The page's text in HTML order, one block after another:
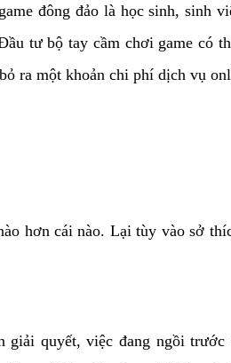
đông đảo là học sinh, sinh
tư bộ tay cầm chơi game có
ra một khoản chi phí dịch vụ
hơn cái nào. Lại tùy vào sở
giải quyết, việc đang ngồi trước